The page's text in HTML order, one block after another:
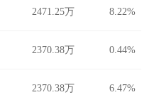
2471.25万 8.22%
2370.38万 0.44%
2370.38万 6.47%